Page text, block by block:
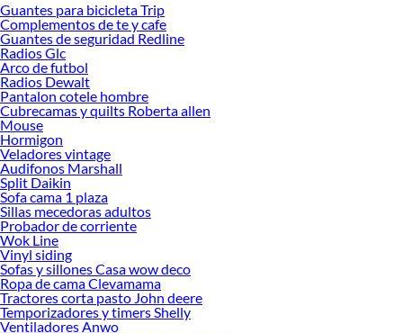
Guantes para bicicleta Trip
Complementos de te y cafe
Guantes de seguridad Redline
Radios Glc
Arco de futbol
Radios Dewalt
Pantalon cotele hombre
Cubrecamas y quilts Roberta allen
Mouse
Hormigon
Veladores vintage
Audifonos Marshall
Split Daikin
Sofa cama 1 plaza
Sillas mecedoras adultos
Probador de corriente
Wok Line
Vinyl siding
Sofas y sillones Casa wow deco
Ropa de cama Clevamama
Tractores corta pasto John deere
Temporizadores y timers Shelly
Ventiladores Anwo